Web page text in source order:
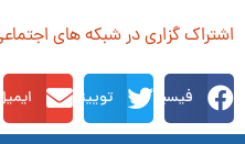
اشتراک گزاری در شبکه های
فیسبوک توییتر ایمیل